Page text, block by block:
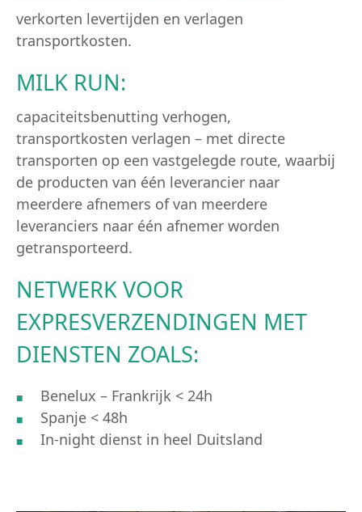
verkorten levertijden en verlagen
transportkosten.
MILK RUN:
capaciteitsbenutting verhogen,
transportkosten verlagen – met directe
transporten op een vastgelegde route, waarbij
de producten van één leverancier naar
meerdere afnemers of van meerdere
leveranciers naar één afnemer worden
getransporteerd.
NETWERK VOOR
EXPRESVERZENDINGEN MET
DIENSTEN ZOALS:
Benelux – Frankrijk < 24h
Spanje < 48h
In-night dienst in heel Duitsland